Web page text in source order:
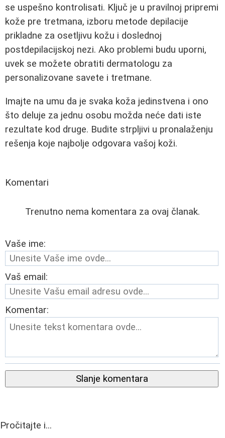
se uspešno kontrolisati. Ključ je u pravilnoj pripremi
kože pre tretmana, izboru metode depilacije
prikladne za osetljivu kožu i doslednoj
postdepilacijskoj nezi. Ako problemi budu uporni,
uvek se možete obratiti dermatologu za
personalizovane savete i tretmane.
Imajte na umu da je svaka koža jedinstvena i ono
što deluje za jednu osobu možda neće dati iste
rezultate kod druge. Budite strpljivi u pronalaženju
rešenja koje najbolje odgovara vašoj koži.
Komentari
Trenutno nema komentara za ovaj članak.
Vaše ime:
Vaš email:
Komentar:
Slanje komentara
Pročitajte i...